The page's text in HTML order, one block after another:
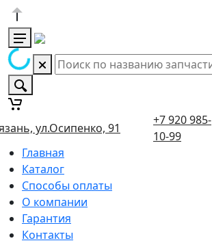
ул.Осипенко, 91
+7 920 985-
10-99
Главная
Каталог
Способы оплаты
О компании
Гарантия
Контакты